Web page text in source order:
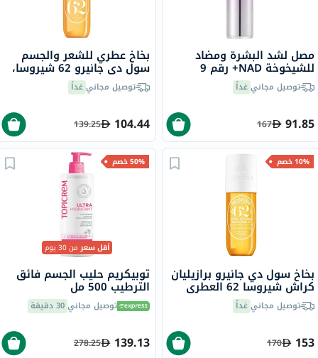
مصل لشد البشرة ومضاد
للشيخوخة NAD+ رقم 9
نومبوزين
توصيل مجانيغداً
91.85
167
بخاخ عطري للشعر والجسم
سول دي جانيرو 62 شيروسا،
90 ملتوصيل مجانيغداً
104.44
139.25
10% خصم
بخاخ سول دي جانيرو برازيليان
كراش شيروسا 62 العطري
للجسم ، 240 مل
توصيل مجانيغداً
153
170
50% خصم
أقل سعرمن 30 يوم
توبيكريم حليب الجسم فائق
الترطيب 500 مل
توصيل مجاني30 دقيقة
139.13
278.25